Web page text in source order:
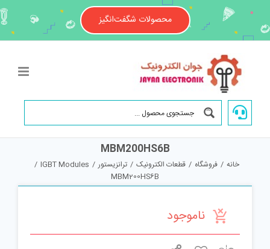
content
محصولات شگفت‌انگیز
MBM200HS6B
خانه / فروشگاه / قطعات الکترونیک / ترانزیستور /
IGBT Modules
/
MBM200HS6B
ناموجود